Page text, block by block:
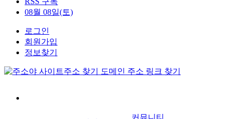
08월 08일(토)
로그인
회원가입
정보찾기